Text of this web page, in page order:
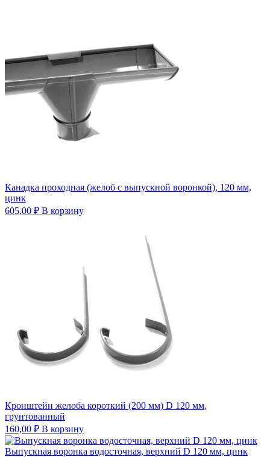
Канадка проходная (желоб с выпускной воронкой), 120 мм,
цинк
605,00 ₽ В корзину
Кронштейн желоба короткий (200 мм) D 120 мм,
грунтованный
160,00 ₽ В корзину
Выпускная воронка водосточная, верхний D 120 мм, цинк